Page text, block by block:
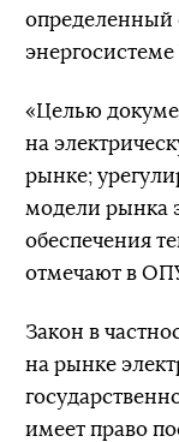
определенный
«Целью
на
рынке;
модели рынка
обеспечения
отмечают в
Закон в
на рынке
имеет право